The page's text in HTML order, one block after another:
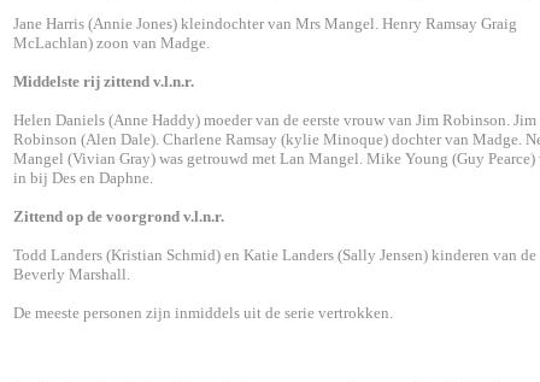
Jane Harris (Annie Jones) kleindochter van Mrs Mangel. Henry Ramsay Graig
McLachlan) zoon van Madge.
Middelste rij zittend v.l.n.r.
Helen Daniels (Anne Haddy) moeder van de eerste vrouw van Jim Robinson. Jim
Robinson (Alen Dale). Charlene Ramsay (kylie Minoque) dochter van Madge.
Mangel (Vivian Gray) was getrouwd met Lan Mangel. Mike Young (Guy Pearce)
in bij Des en Daphne.
Zittend op de voorgrond v.l.n.r.
Todd Landers (Kristian Schmid) en Katie Landers (Sally Jensen) kinderen van de
Beverly Marshall.
De meeste personen zijn inmiddels uit de serie vertrokken.